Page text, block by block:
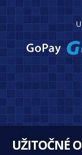
UŽITOČNÉ